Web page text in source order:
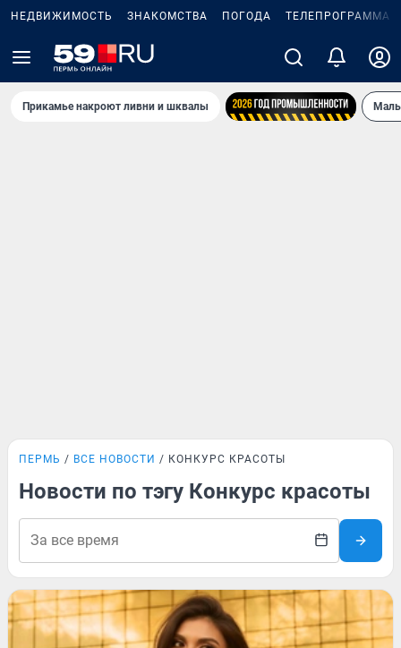
НЕДВИЖИМОСТЬ ЗНАКОМСТВА ПОГОДА ТЕЛЕПРОГРАММА
Прикамье накроют ливни и шквалы
ПЕРМЬ ВСЕ НОВОСТИ КОНКУРС КРАСОТЫ
Новости по тэгу Конкурс красоты